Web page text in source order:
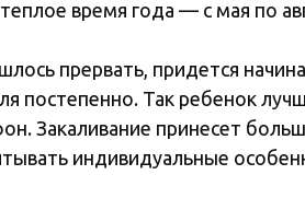
время года — с мая по
прервать, придется
постепенно. Так ребенок
Закаливание принесет
индивидуальные